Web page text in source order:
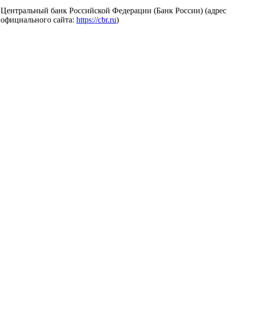
Центральный банк Российской Федерации (Банк России) (адрес
официального сайта: https://cbr.ru)